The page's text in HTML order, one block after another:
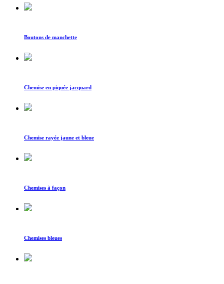
Boutons de manchette
Chemise en piquée jacquard
Chemise rayée jaune et bleue
Chemises à façon
Chemises bleues